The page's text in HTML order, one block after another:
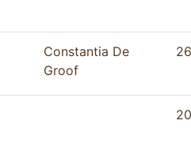
Constantia De
Groof